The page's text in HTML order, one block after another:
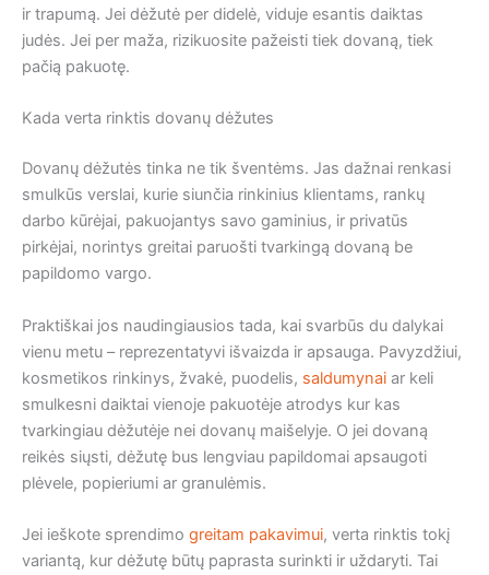
ir trapumą. Jei dėžutė per didelė, viduje esantis daiktas
judės. Jei per maža, rizikuosite pažeisti tiek dovaną, tiek
pačią pakuotę.
Kada verta rinktis dovanų dėžutes
Dovanų dėžutės tinka ne tik šventėms. Jas dažnai renkasi
smulkūs verslai, kurie siunčia rinkinius klientams, rankų
darbo kūrėjai, pakuojantys savo gaminius, ir privatūs
pirkėjai, norintys greitai paruošti tvarkingą dovaną be
papildomo vargo.
Praktiškai jos naudingiausios tada, kai svarbūs du dalykai
vienu metu – reprezentatyvi išvaizda ir apsauga. Pavyzdžiui,
kosmetikos rinkinys, žvakė, puodelis, saldumynai ar keli
smulkesni daiktai vienoje pakuotėje atrodys kur kas
tvarkingiau dėžutėje nei dovanų maišelyje. O jei dovaną
reikės siųsti, dėžutę bus lengviau papildomai apsaugoti
plėvele, popieriumi ar granulėmis.
Jei ieškote sprendimo greitam pakavimui, verta rinktis tokį
variantą, kur dėžutę būtų paprasta surinkti ir uždaryti. Tai